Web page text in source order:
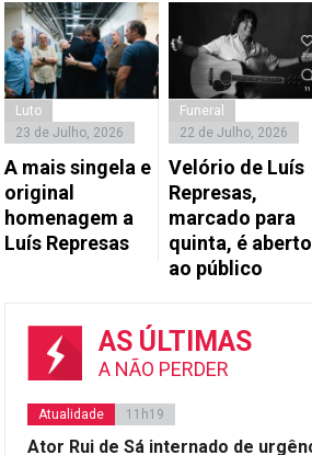
Luto
23 de Julho, 2026
A mais singela e
original
homenagem a
Luís Represas
Funeral
22 de Julho, 2026
Velório de Luís
Represas,
marcado para
quinta, é aberto
ao público
AS ÚLTIMAS
A NÃO PERDER
Atualidade 11h19
Ator Rui de Sá internado de